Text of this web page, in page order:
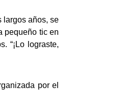
largos años, se
pequeño tic en
“¡Lo lograste,
por el